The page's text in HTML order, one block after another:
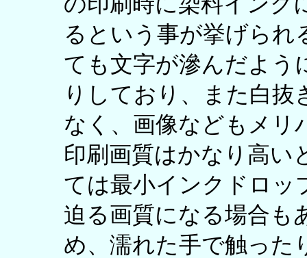
るという事が挙げられ
ても文字が滲んだよう
りしており、また白
なく、画像などもメリ
印刷画質はかなり高い
ては最小インクドロッ
迫る画質になる場合も
め、濡れた手で触った